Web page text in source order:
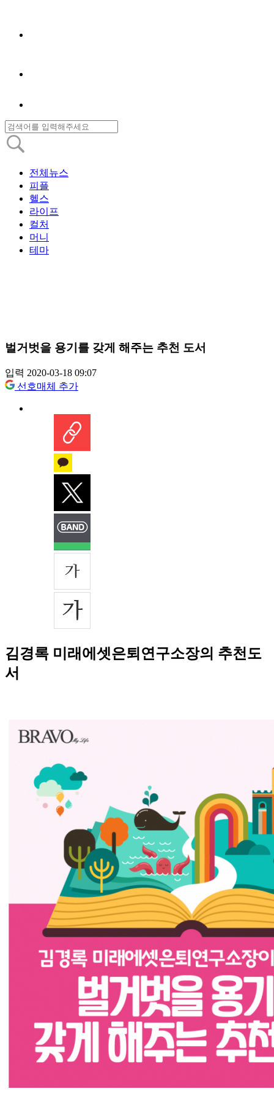
전체뉴스
피플
헬스
라이프
컬처
머니
테마
벌거벗을 용기를 갖게 해주는 추천 도서
입력 2020-03-18 09:07
선호매체 추가
김경록 미래에셋은퇴연구소장의 추천도
서